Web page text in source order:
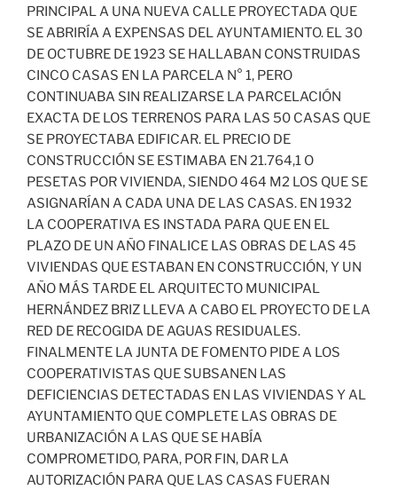
PRINCIPAL A UNA NUEVA CALLE PROYECTADA QUE
SE ABRIRÍA A EXPENSAS DEL AYUNTAMIENTO. EL 30
DE OCTUBRE DE 1923 SE HALLABAN CONSTRUIDAS
CINCO CASAS EN LA PARCELA N° 1, PERO
CONTINUABA SIN REALIZARSE LA PARCELACIÓN
EXACTA DE LOS TERRENOS PARA LAS 50 CASAS QUE
SE PROYECTABA EDIFICAR. EL PRECIO DE
CONSTRUCCIÓN SE ESTIMABA EN 21.764,1 O
PESETAS POR VIVIENDA, SIENDO 464 M2 LOS QUE SE
ASIGNARÍAN A CADA UNA DE LAS CASAS. EN 1932
LA COOPERATIVA ES INSTADA PARA QUE EN EL
PLAZO DE UN AÑO FINALICE LAS OBRAS DE LAS 45
VIVIENDAS QUE ESTABAN EN CONSTRUCCIÓN, Y UN
AÑO MÁS TARDE EL ARQUITECTO MUNICIPAL
HERNÁNDEZ BRIZ LLEVA A CABO EL PROYECTO DE LA
RED DE RECOGIDA DE AGUAS RESIDUALES.
FINALMENTE LA JUNTA DE FOMENTO PIDE A LOS
COOPERATIVISTAS QUE SUBSANEN LAS
DEFICIENCIAS DETECTADAS EN LAS VIVIENDAS Y AL
AYUNTAMIENTO QUE COMPLETE LAS OBRAS DE
URBANIZACIÓN A LAS QUE SE HABÍA
COMPROMETIDO, PARA, POR FIN, DAR LA
AUTORIZACIÓN PARA QUE LAS CASAS FUERAN